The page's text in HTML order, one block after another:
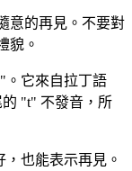
意的再見。不要對
貌。
它來自拉丁語
的 "t" 不發音，所
也能表示再見。